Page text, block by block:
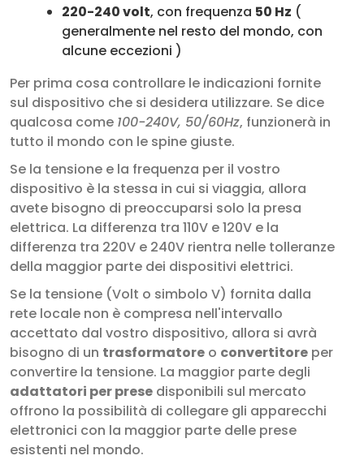
220-240 volt, con frequenza 50 Hz (
generalmente nel resto del mondo, con
alcune eccezioni )
Per prima cosa controllare le indicazioni fornite
sul dispositivo che si desidera utilizzare. Se dice
qualcosa come 100-240V, 50/60Hz, funzionerà in
tutto il mondo con le spine giuste.
Se la tensione e la frequenza per il vostro
dispositivo è la stessa in cui si viaggia, allora
avete bisogno di preoccuparsi solo la presa
elettrica. La differenza tra 110V e 120V e la
differenza tra 220V e 240V rientra nelle tolleranze
della maggior parte dei dispositivi elettrici.
Se la tensione (Volt o simbolo V) fornita dalla
rete locale non è compresa nell'intervallo
accettato dal vostro dispositivo, allora si avrà
bisogno di un trasformatore o convertitore per
convertire la tensione. La maggior parte degli
adattatori per prese disponibili sul mercato
offrono la possibilità di collegare gli apparecchi
elettronici con la maggior parte delle prese
esistenti nel mondo.